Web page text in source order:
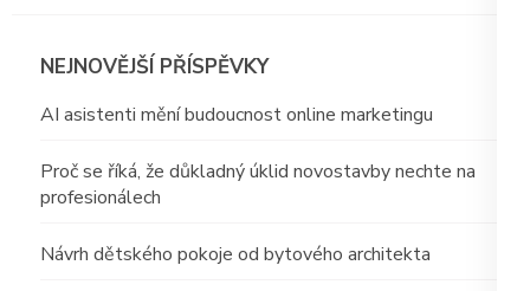
NEJNOVĚJŠÍ PŘÍSPĚVKY
AI asistenti mění budoucnost online marketingu
Proč se říká, že důkladný úklid novostavby nechte na
profesionálech
Návrh dětského pokoje od bytového architekta